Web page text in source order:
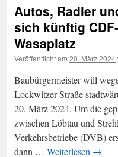
Autos, Radler
sich künftig
Wasaplatz
Veröffentlicht am 20. März 2024
Baubürgermeister will
Lockwitzer Straße
20. März 2024. Um die
zwischen Löbtau und
Verkehrsbetriebe (DVB)
dann … Weiterlesen →